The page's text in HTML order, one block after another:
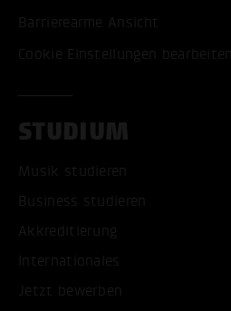
Barrierearme Ansicht
Cookie Einstellungen bearbeiten
STUDIUM
Musik studieren
Business studieren
Akkreditierung
Internationales
Jetzt bewerben